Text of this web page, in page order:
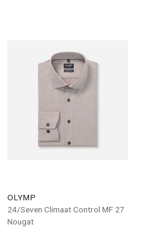
OLYMP
24/Seven Climaat Control MF 27
Nougat